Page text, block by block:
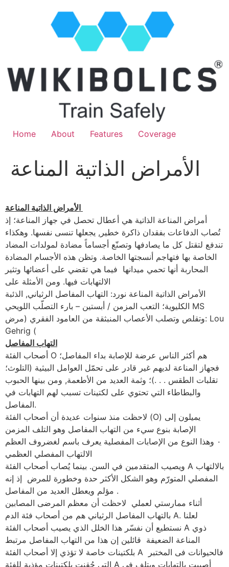
Home About Features Coverage
الأمراض الذاتية المناعة
أمراض المناعة الذاتية هي أعطال تحصل في جهاز المناعة؛ إذ
تُصاب الدفاعات بفقدان ذاكرة خطير, يجعلها تنسى نفسها. وهكذاء
تندفع لتقتل كل ما يصادفها وتصنّع أجساماً مضادة لمولدات المضاد
الخاصة بها فتهاجم أنسجتها الخاصة. وتظن هذه الأجسام المضادة
المحاربة أنها تحمي ميدانها فيما هي تقضي على أعضائها وتثير
الالتهابات فيها. ومن الأمثلة على
الأمراض الذاتية المناعة نورد: التهاب المفاصل الرثياني, الذئبة
الكليوية؛ التعب المزمن / أبستين – بارء التصلّب اللويحي MS
وتقلص وتصلب الأعصاب المنبثقة من العامود الفقري (مرض: Lou
Gehrig (
التهاب المفاصل
أصحاب الفئة O هم أكثر الناس عرضة للإصابة بداء المفاصل؛
فجهاز المناعة لديهم غير قادر على تحمّل العوامل البيثية (التلوث؛
تقلبات الطقس . . .)؛ وثمة العديد من الأطعمة, ومن بينها الحبوب
والبطاطاء التي تحتوي على لكتينات تسبب لهم التهابات في
المفاصل.
لاحظت منذ سنوات عديدة أن أصحاب الفئة (O) يميلون إلى
الإصابة بنوع سيء من التهاب المفاصل وهو التلف المزمن
لغضروف العظم ‎٠‏ وهذا النوع من الإصابات المفصلية يعرف باسم
الالتهاب المفصلي العظمي
ويصيب المتقدمين في السن. بينما يُصاب أصحاب الفئة A بالالتهاب
المفصلي المتورّم وهو الشكل الأكثر حدة وخطورة للمرض إذ إنه
مؤلم ويعطل العديد من المفاصل .
أثناء ممارستي لعملي لاحظت أن معظم المرضى المصابين
بالتهاب المفاصل الرثياني هم من أصحاب فئة الدم A. لعلنا
نستطيع أن نفسّر هذا الخلل الذي يصيب أصحاب الفئة A ذوي
المناعة الضعيفة قائلين إن هذا من التهاب المفاصل مرتبط
بلكتينات خاصة لا تؤذي إلا أصحاب الفئة A فالحيوانات فى المختبر
التى حُقنت بلكتينات مؤذية للفئة A أصيبت بالتهابات وبتلف في